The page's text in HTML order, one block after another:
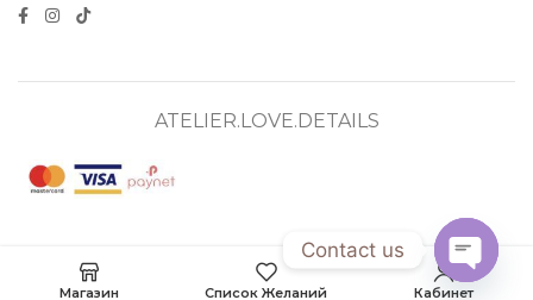
ATELIER.LOVE.DETAILS
Магазин Список Желаний Кабинет
Contact us
Open